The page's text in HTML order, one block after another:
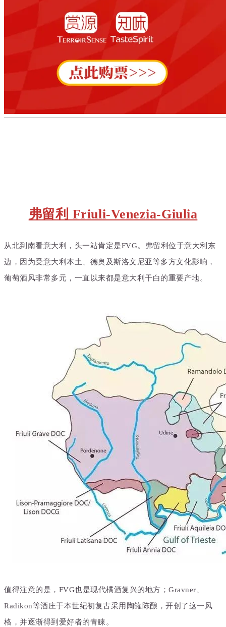
弗留利 Friuli-Venezia-Giulia
从北到南看意大利，头一站肯定是FVG。弗留利位于意大利东
边，因为受意大利本土、德奥及斯洛文尼亚等多方文化影响，
葡萄酒风非常多元，一直以来都是意大利干白的重要产地。
值得注意的是，FVG也是现代橘酒复兴的地方；Gravner、
Radikon等酒庄于本世纪初复古采用陶罐陈酿，开创了这一风
格，并逐渐得到爱好者的青睐。